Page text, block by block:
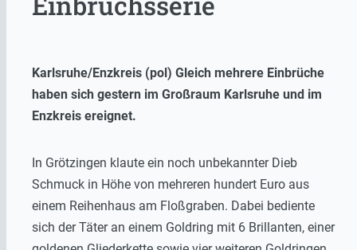
Karlsruhe/Enzkreis (pol) Gleich mehrere Einbrüche
haben sich gestern im Großraum Karlsruhe und im
Enzkreis ereignet.
In Grötzingen klaute ein noch unbekannter Dieb
Schmuck in Höhe von mehreren hundert Euro aus
einem Reihenhaus am Floßgraben. Dabei bediente
sich der Täter an einem Goldring mit 6 Brillanten, einer